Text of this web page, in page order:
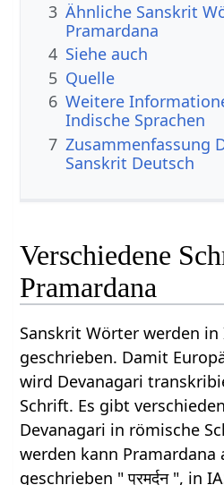
3 Ähnliche Sanskrit
Pramardana
4 Siehe auch
5 Quelle
6 Weitere
Indische Sprachen
7 Zusammenfassung
Sanskrit Deutsch
Verschiedene
Pramardana
Sanskrit Wörter werden
geschrieben. Damit
wird Devanagari
Schrift. Es gibt
Devanagari in römische
werden kann Pramardana
geschrieben " प्रमर्दन ", in